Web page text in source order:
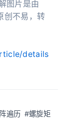
图片是由
创不易，转
details
遍历 #螺旋矩